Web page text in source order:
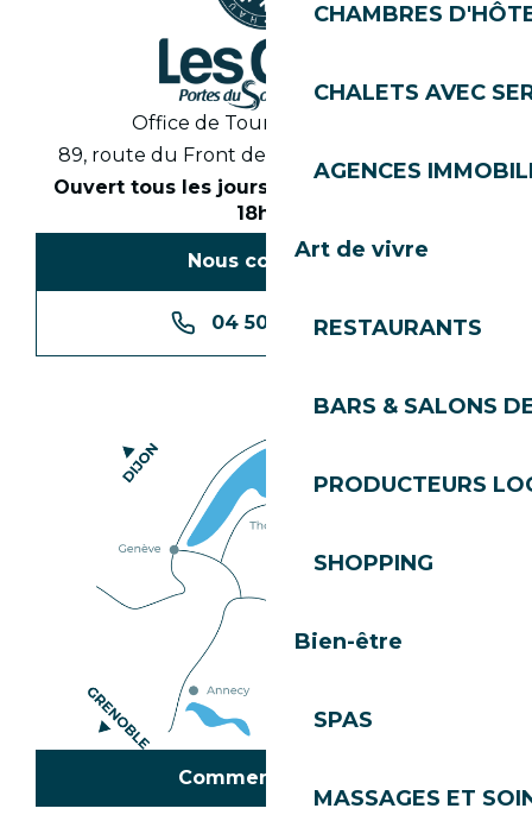
CHAMBRES
CHALETS AVEC
AGENCES
Art de vivre
RESTAURANTS
BARS & SALONS
PRODUCTEURS
SHOPPING
Bien-être
SPAS
MASSAGES ET
Office de Tourisme des Gets
89, route du Front de Neige 74260 Les Gets
Ouvert tous les jours en saison de 8h30 à
18h30
Nous contacter
04 50 74 74 74
Comment venir ?